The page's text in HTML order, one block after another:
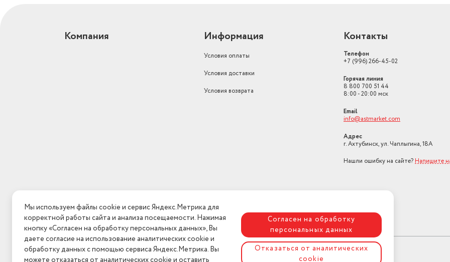
Компания Информация
Условия оплаты
Условия доставки
Условия возврата
Контакты
Телефон
+7 (996) 266-45-02
Горячая линия
8 800 700 51 44
8:00 - 20:00 мск
Email
info@astmarket.com
Адрес
г. Ахтубинск, ул. Чаплыгина, 18А
Нашли ошибку на сайте? Напишите
Мы используем файлы cookie и сервис Яндекс.Метрика для
корректной работы сайта и анализа посещаемости. Нажимая
кнопку «Согласен на обработку персональных данных», Вы
даете согласие на использование аналитических cookie и
обработку данных с помощью сервиса Яндекс.Метрика. Вы
можете отказаться от аналитических cookie и оставить
Согласен на обработку
персональных данных
Отказаться от аналитических
cookie